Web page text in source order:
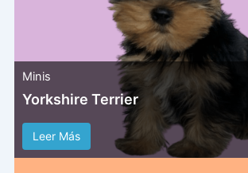
Minis
Yorkshire Terrier
Leer Más